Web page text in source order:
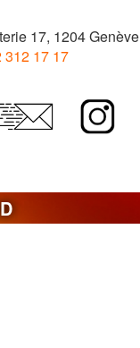
17, 1204 Genève
312 17 17